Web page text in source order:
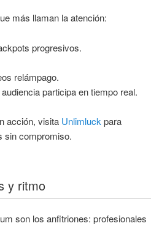
más llaman la atención:
progresivos.
relámpago.
participa en tiempo real.
acción, visita Unlimluck para
sin compromiso.
y ritmo
son los anfitriones: profesionales